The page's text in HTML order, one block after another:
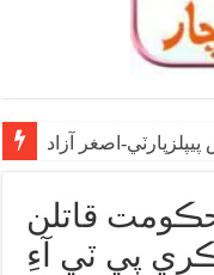
اصغر آزاد
قاتلن
پي ٽي آءِ